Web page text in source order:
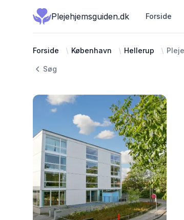
Plejehjemsguiden.dk Forside
Forside København Hellerup
Søg